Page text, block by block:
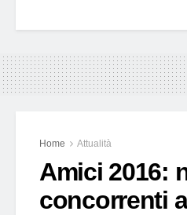
Home Attualità
Amici 2016:
concorrenti